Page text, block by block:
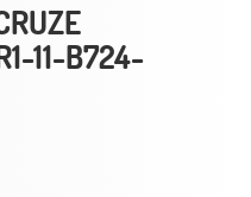
11-B724-